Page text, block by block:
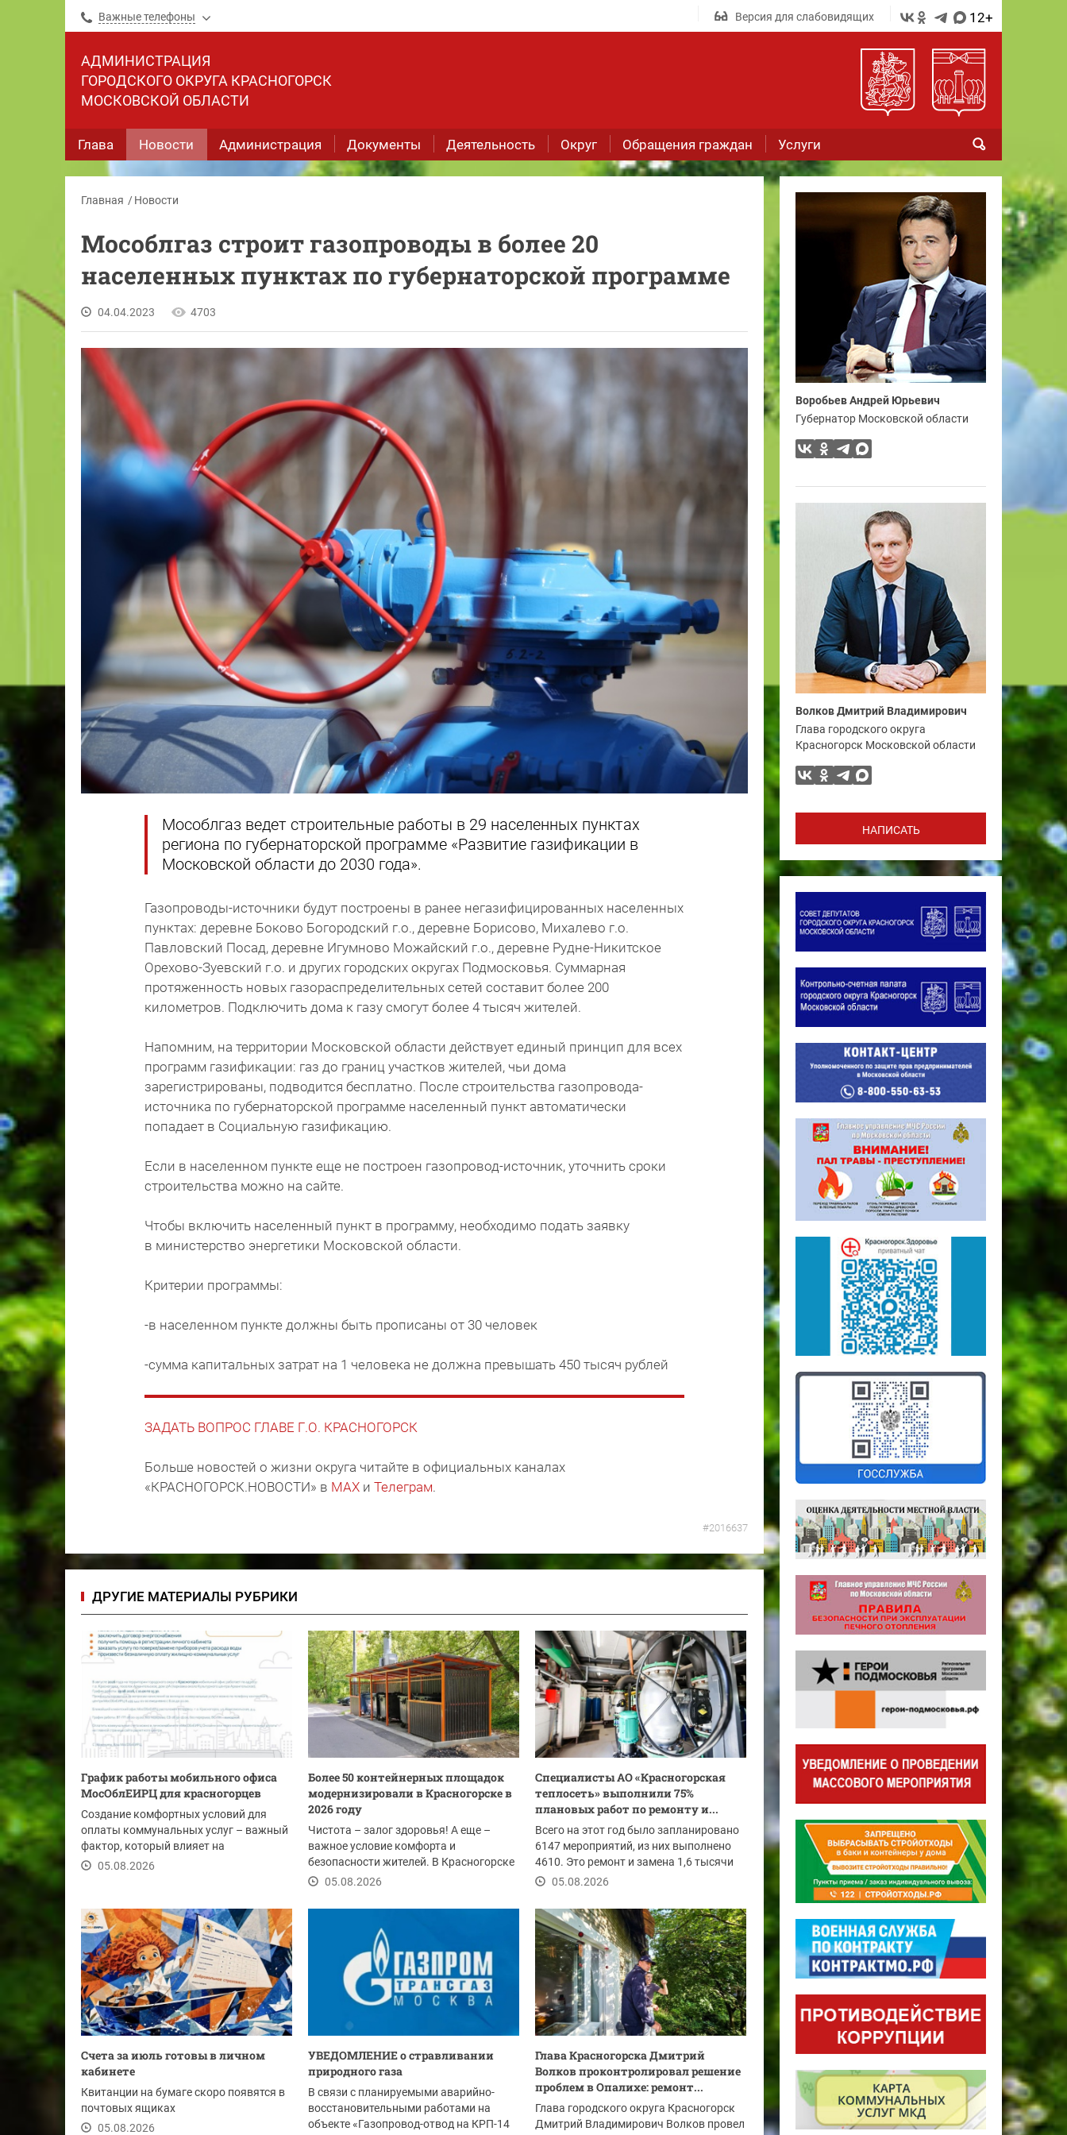
Важные телефоны Версия для слабовидящих 12+
АДМИНИСТРАЦИЯ
ГОРОДСКОГО ОКРУГА КРАСНОГОРСК
МОСКОВСКОЙ ОБЛАСТИ
Глава Новости Администрация Документы Деятельность Округ Обращения граждан Услуги
Главная Новости
Мособлгаз строит газопроводы в более 20
населенных пунктах по губернаторской программе
04.04.2023 4703
Мособлгаз ведет строительные работы в 29 населенных пунктах
региона по губернаторской программе «Развитие газификации в
Московской области до 2030 года».
Газопроводы-источники будут построены в ранее негазифицированных населенных
пунктах: деревне Боково Богородский г.о., деревне Борисово, Михалево г.о.
Павловский Посад, деревне Игумново Можайский г.о., деревне Рудне-Никитское
Орехово-Зуевский г.о. и других городских округах Подмосковья. Суммарная
протяженность новых газораспределительных сетей составит более 200
километров. Подключить дома к газу смогут более 4 тысяч жителей.
Напомним, на территории Московской области действует единый принцип для всех
программ газификации: газ до границ участков жителей, чьи дома
зарегистрированы, подводится бесплатно. После строительства газопровода-
источника по губернаторской программе населенный пункт автоматически
попадает в Социальную газификацию.
Если в населенном пункте еще не построен газопровод-источник, уточнить сроки
строительства можно на сайте.
Чтобы включить населенный пункт в программу, необходимо подать заявку
в министерство энергетики Московской области.
Критерии программы:
-в населенном пункте должны быть прописаны от 30 человек
-сумма капитальных затрат на 1 человека не должна превышать 450 тысяч рублей
ЗАДАТЬ ВОПРОС ГЛАВЕ Г.О. КРАСНОГОРСК
Больше новостей о жизни округа читайте в официальных каналах
«КРАСНОГОРСК.НОВОСТИ» в MAX и Телеграм.
#2016637
ДРУГИЕ МАТЕРИАЛЫ РУБРИКИ
График работы мобильного офиса
МосОблЕИРЦ для красногорцев
Создание комфортных условий для
оплаты коммунальных услуг – важный
фактор, который влияет на
своевременность...
05.08.2026
Более 50 контейнерных площадок
модернизировали в Красногорске в
2026 году
Чистота – залог здоровья! А еще –
важное условие комфорта и
безопасности жителей. В Красногорске
этим летом провели...
05.08.2026
Специалисты АО «Красногорская
теплосеть» выполнили 75%
плановых работ по ремонту и...
Всего на этот год было запланировано
6147 мероприятий, из них выполнено
4610. Это ремонт и замена 1,6 тысячи
погонных...
05.08.2026
Счета за июль готовы в личном
кабинете
Квитанции на бумаге скоро появятся в
почтовых ящиках
05.08.2026
УВЕДОМЛЕНИЕ о стравливании
природного газа
В связи с планируемыми аварийно-
восстановительными работами на
объекте «Газопровод-отвод на КРП-14
Глава Красногорска Дмитрий
Волков проконтролировал решение
проблем в Опалихе: ремонт...
Глава городского округа Красногорск
Дмитрий Владимирович Волков провел
Воробьев Андрей Юрьевич
Губернатор Московской области
Волков Дмитрий Владимирович
Глава городского округа
Красногорск Московской области
НАПИСАТЬ